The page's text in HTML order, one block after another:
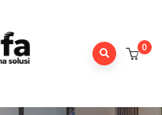
0